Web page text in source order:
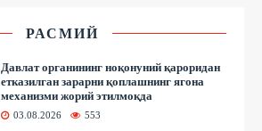
РАСМИЙ
Давлат органининг ноқонуний қароридан
етказилган зарарни қоплашнинг ягона
механизми жорий этилмоқда
03.08.2026 553